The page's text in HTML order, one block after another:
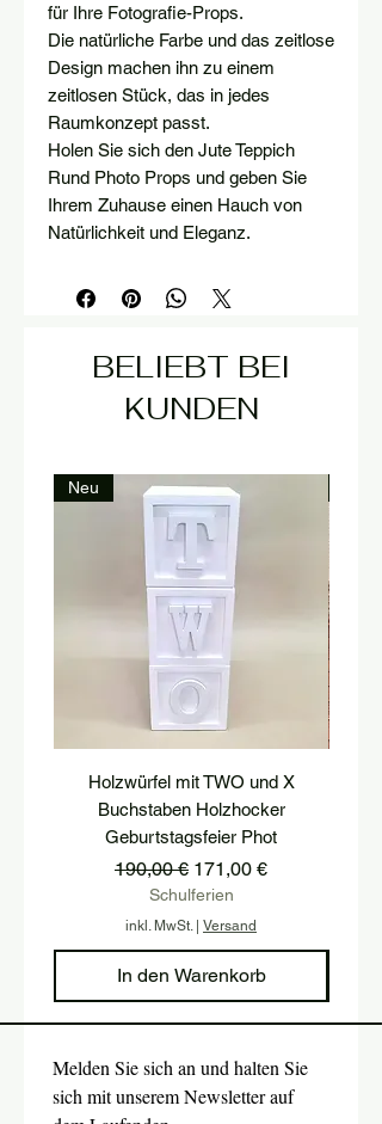
für Ihre Fotografie-Props.
Die natürliche Farbe und das zeitlose
Design machen ihn zu einem
zeitlosen Stück, das in jedes
Raumkonzept passt.
Holen Sie sich den Jute Teppich
Rund Photo Props und geben Sie
Ihrem Zuhause einen Hauch von
Natürlichkeit und Eleganz.
BELIEBT BEI
KUNDEN
Neu
Holzwürfel mit TWO und X
Buchstaben Holzhocker
Geburtstagsfeier Phot
Standardpreis
190,00 € Sale-Preis
171,00 €
Schulferien
inkl. MwSt. | Versand
In den Warenkorb
Melden Sie sich an und halten Sie
sich mit unserem Newsletter auf